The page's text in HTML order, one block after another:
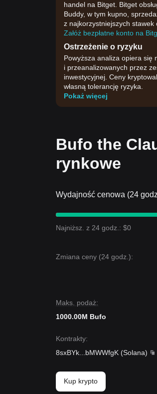
handel na Bitget. Bitget
Buddy, w tym kupno,
z najkorzystniejszych stawek
Załóż bezpłatne konto na
Ostrzeżenie o ryzyku
Powyższa analiza opiera się
i przeanalizowanych przez
inwestycyjnej. Ceny
własną tolerancję ryzyka.
Pokaż więcej
Bufo the
rynkowe
Wydajność cenowa (24
Najniższ. z 24 godz.: $0
Zmiana ceny (24 godz.):
Maks. podaż:
1000.00M Bufo
Kontrakty:
8sxBYk
bMWWfgK (Solana)
Kup krypto